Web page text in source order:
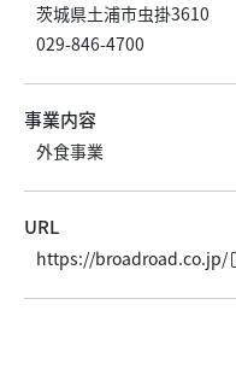
茨城県土浦市虫掛3610
029-846-4700
事業内容
外食事業
URL
https://broadroad.co.jp/